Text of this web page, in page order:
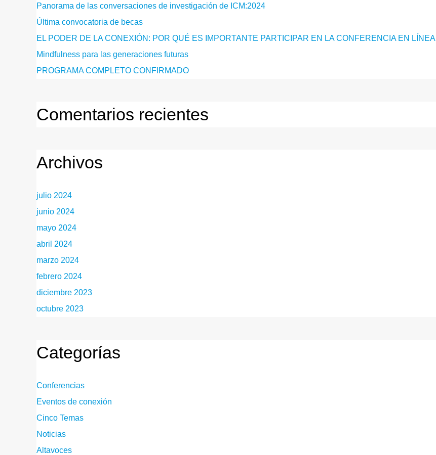
Panorama de las conversaciones de investigación de ICM:2024
Última convocatoria de becas
EL PODER DE LA CONEXIÓN: POR QUÉ ES IMPORTANTE PARTICIPAR EN LA CONFERENCIA EN LÍNEA
Mindfulness para las generaciones futuras
PROGRAMA COMPLETO CONFIRMADO
Comentarios recientes
Archivos
julio 2024
junio 2024
mayo 2024
abril 2024
marzo 2024
febrero 2024
diciembre 2023
octubre 2023
Categorías
Conferencias
Eventos de conexión
Cinco Temas
Noticias
Altavoces